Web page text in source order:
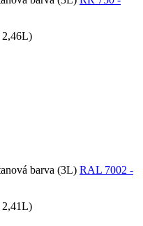
2,46L)
barva (3L) RAL 7002 -
2,41L)